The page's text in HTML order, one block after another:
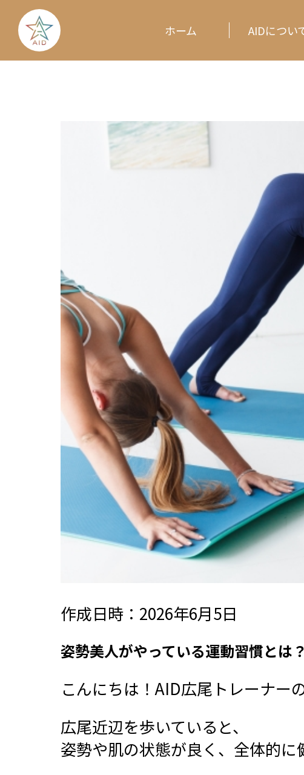
ホーム AIDについ
作成日時：2026年6月5日
姿勢美人がやっている運動習慣とは
こんにちは！AID広尾トレーナー
広尾近辺を歩いていると、
姿勢や肌の状態が良く、全体的に